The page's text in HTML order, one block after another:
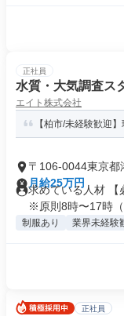
正社員
水質・大気調査ス
エイト株式会社
【柏市/未経験歓迎
〒106-0044東京都
月給25万円
求めている人材 【
※原則8時〜17時（
制服あり 業界未経験
正社員